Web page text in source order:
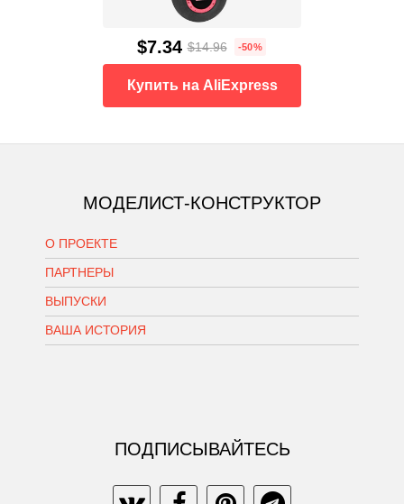
$7.34 $14.96 -50%
Купить на AliExpress
МОДЕЛИСТ-КОНСТРУКТОР
О ПРОЕКТЕ
ПАРТНЕРЫ
ВЫПУСКИ
ВАША ИСТОРИЯ
ПОДПИСЫВАЙТЕСЬ